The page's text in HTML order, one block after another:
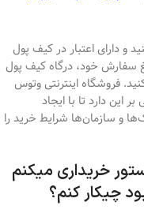
و دارای اعتبار در کیف پول
سفارش خود، درگاه کیف پول
فروشگاه اینترنتی وتوس
دارد تا با ایجاد
و سازمان‌ها شرایط خرید را
خریداری میکنم
چیکار کنم؟